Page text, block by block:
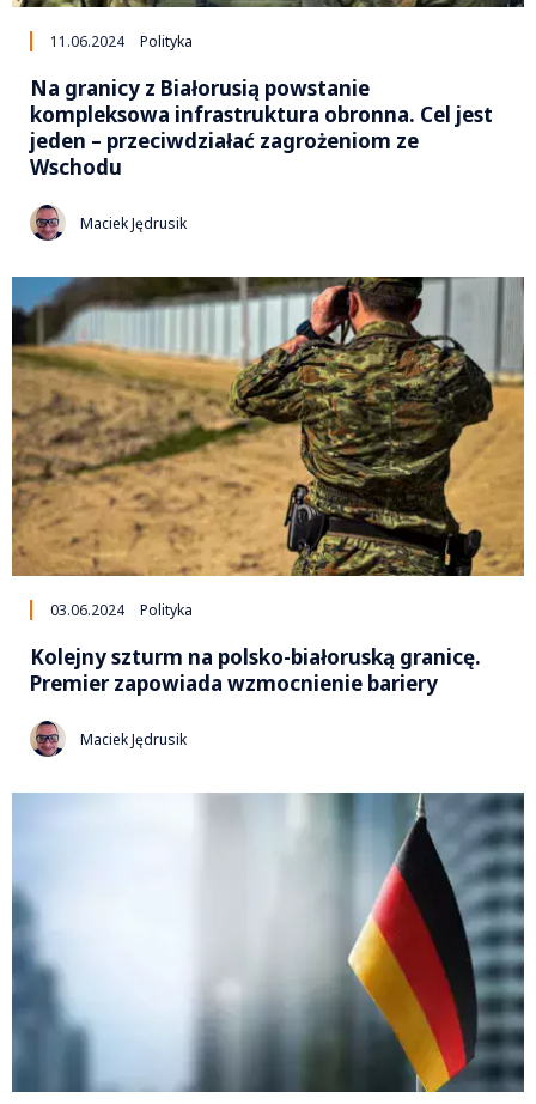
11.06.2024 Polityka
Na granicy z Białorusią powstanie
kompleksowa infrastruktura obronna. Cel jest
jeden – przeciwdziałać zagrożeniom ze
Wschodu
Maciek Jędrusik
03.06.2024 Polityka
Kolejny szturm na polsko-białoruską granicę.
Premier zapowiada wzmocnienie bariery
Maciek Jędrusik